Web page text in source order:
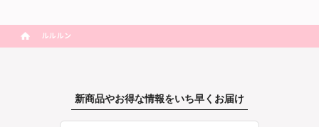
ルルルン
新商品やお得な情報をいち早くお届け